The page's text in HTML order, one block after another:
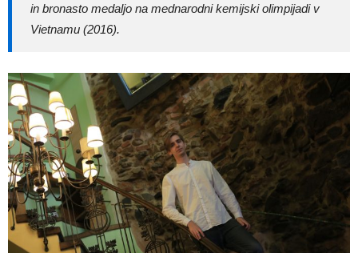
in bronasto medaljo na mednarodni kemijski olimpijadi v
Vietnamu (2016).